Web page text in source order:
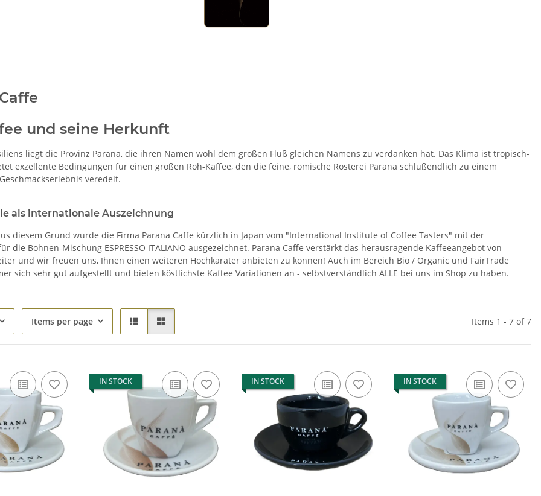
und seine Herkunft
liegt die Provinz Parana, die ihren Namen wohl dem großen Fluß gleichen Namens zu verdanken hat. Das Klima ist tropisch-
exzellente Bedingungen für einen großen Roh-Kaffee, den die feine, römische Rösterei Parana schlußendlich zu einem
veredelt.
als internationale Auszeichnung
diesem Grund wurde die Firma Parana Caffe kürzlich in Japan vom "International Institute of Coffee Tasters" mit der
die Bohnen-Mischung ESPRESSO ITALIANO ausgezeichnet. Parana Caffe verstärkt das herausragende Kaffeeangebot von
und wir freuen uns, Ihnen einen weiteren Hochkaräter anbieten zu können! Auch im Bereich Bio / Organic und FairTrade
sich sehr gut aufgestellt und bieten köstlichste Kaffee Variationen an - selbstverständlich ALLE bei uns im Shop zu haben.
Items per page Items 1 - 7 of 7
IN STOCK IN STOCK IN STOCK